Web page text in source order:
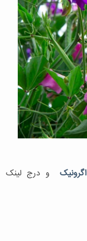
اگرونیک
و درج لینک